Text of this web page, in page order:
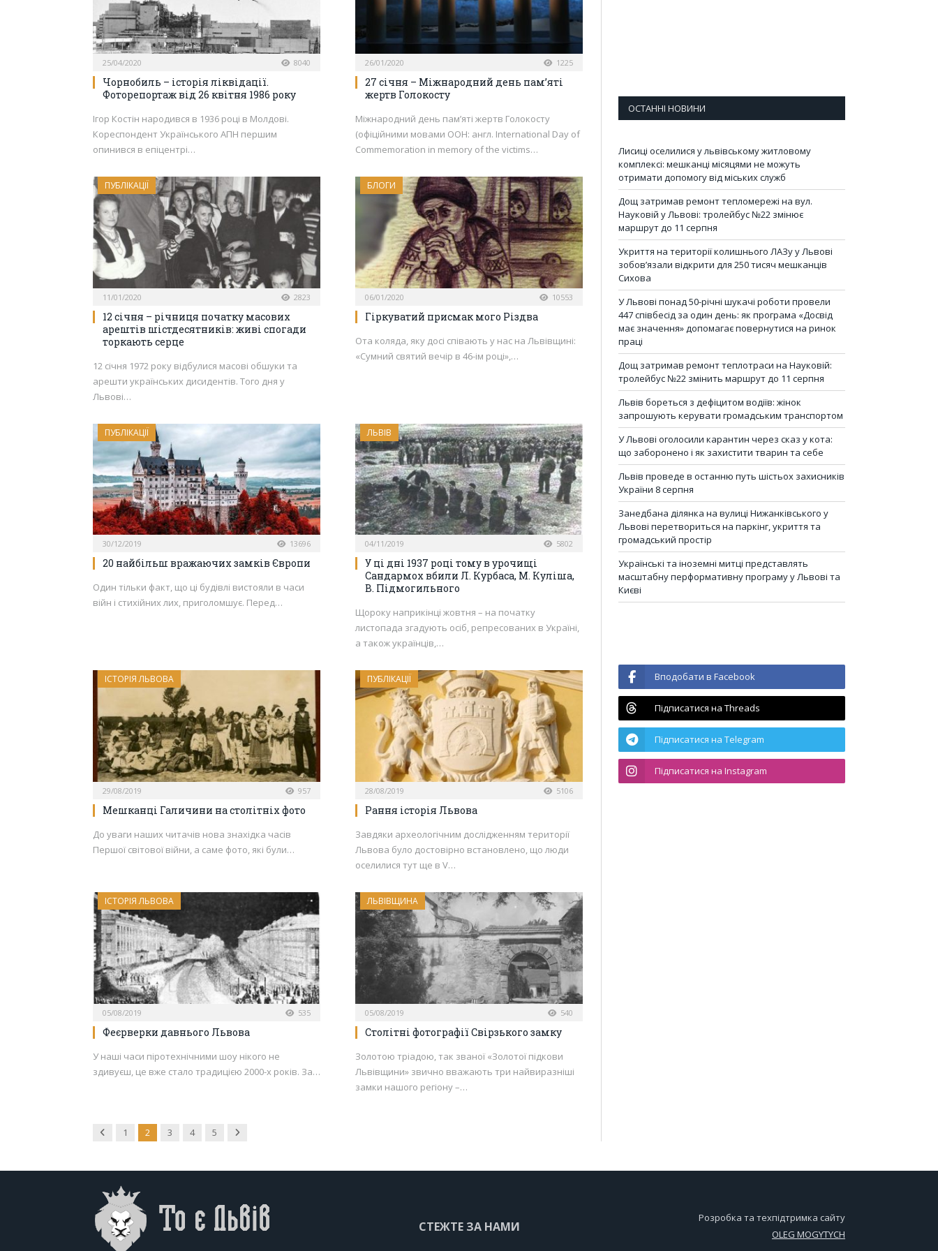
25/04/2020 8040
Чорнобиль – історія ліквідації.
Фоторепортаж від 26 квітня 1986 року
Ігор Костін народився в 1936 році в Молдові.
Кореспондент Українського АПН першим
опинився в епіцентрі…
26/01/2020 1225
27 січня – Міжнародний день пам’яті
жертв Голокосту
Міжнародний день пам’яті жертв Голокосту
(офіційними мовами ООН: англ. International Day of
Commemoration in memory of the victims…
ПУБЛІКАЦІЇ
11/01/2020 2823
12 січня – річниця початку масових
арештів шістдесятників: живі спогади
торкають серце
12 січня 1972 року відбулися масові обшуки та
арешти українських дисидентів. Того дня у
Львові…
БЛОГИ
06/01/2020 10553
Гіркуватий присмак мого Різдва
Ота коляда, яку досі співають у нас на Львівщині:
«Сумний святий вечір в 46-ім році»,…
ПУБЛІКАЦІЇ
30/12/2019 13696
20 найбільш вражаючих замків Європи
Один тільки факт, що ці будівлі вистояли в часи
війн і стихійних лих, приголомшує. Перед…
ЛЬВІВ
04/11/2019 5802
У ці дні 1937 році тому в урочищі
Сандармох вбили Л. Курбаса, М. Куліша,
В. Підмогильного
Щороку наприкінці жовтня – на початку
листопада згадують осіб, репресованих в Україні,
а також українців,…
ІСТОРІЯ ЛЬВОВА
29/08/2019 957
Мешканці Галичини на столітніх фото
До уваги наших читачів нова знахідка часів
Першої світової війни, а саме фото, які були…
ПУБЛІКАЦІЇ
28/08/2019 5106
Рання історія Львова
Завдяки археологічним дослідженням території
Львова було достовірно встановлено, що люди
оселилися тут ще в V…
ІСТОРІЯ ЛЬВОВА
05/08/2019 535
Феєрверки давнього Львова
У наші часи піротехнічними шоу нікого не
здивуєш, це вже стало традицією 2000-х років. За…
ЛЬВІВЩИНА
05/08/2019 540
Столітні фотографії Свірзького замку
Золотою тріадою, так званої «Золотої підкови
Львівщини» звично вважають три найвиразніші
замки нашого регіону –…
Previous
1 2 3 4 5 Next
ОСТАННІ НОВИНИ
Лисиці оселилися у львівському житловому
комплексі: мешканці місяцями не можуть
отримати допомогу від міських служб
Дощ затримав ремонт тепломережі на вул.
Науковій у Львові: тролейбус №22 змінює
маршрут до 11 серпня
Укриття на території колишнього ЛАЗу у Львові
зобов’язали відкрити для 250 тисяч мешканців
Сихова
У Львові понад 50-річні шукачі роботи провели
447 співбесід за один день: як програма «Досвід
має значення» допомагає повернутися на ринок
праці
Дощ затримав ремонт теплотраси на Науковій:
тролейбус №22 змінить маршрут до 11 серпня
Львів бореться з дефіцитом водіїв: жінок
запрошують керувати громадським транспортом
У Львові оголосили карантин через сказ у кота:
що заборонено і як захистити тварин та себе
Львів проведе в останню путь шістьох захисників
України 8 серпня
Занедбана ділянка на вулиці Нижанківського у
Львові перетвориться на паркінг, укриття та
громадський простір
Українські та іноземні митці представлять
масштабну перформативну програму у Львові та
Києві
Вподобати в Facebook
Підписатися на Threads
Підписатися на Telegram
Підписатися на Instagram
СТЕЖТЕ ЗА НАМИ
Розробка та техпідтримка сайту
OLEG MOGYTYCH